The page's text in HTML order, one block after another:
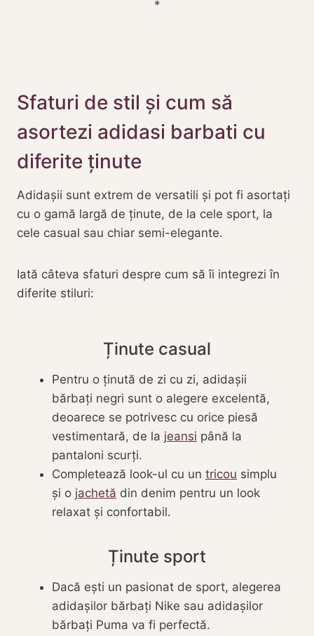
Sfaturi de stil și cum să
asortezi adidasi barbati cu
diferite ținute
Adidașii sunt extrem de versatili și pot fi asortați
cu o gamă largă de ținute, de la cele sport, la
cele casual sau chiar semi-elegante.
Iată câteva sfaturi despre cum să îi integrezi în
diferite stiluri:
Ținute casual
Pentru o ținută de zi cu zi, adidașii
bărbați negri sunt o alegere excelentă,
deoarece se potrivesc cu orice piesă
vestimentară, de la jeansi până la
pantaloni scurți.
Completează look-ul cu un tricou simplu
și o jachetă din denim pentru un look
relaxat și confortabil.
Ținute sport
Dacă ești un pasionat de sport, alegerea
adidașilor bărbați Nike sau adidașilor
bărbați Puma va fi perfectă.